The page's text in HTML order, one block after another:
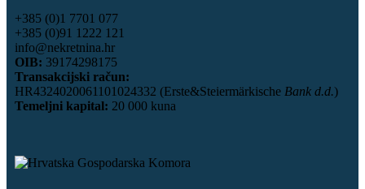
+385 (0)1 7701 077
+385 (0)91 1222 121
info@nekretnina.hr
OIB: 39174298175
Transakcijski račun:
HR4324020061101024332 (Erste&Steiermärkische Bank d.d.)
Temeljni kapital: 20 000 kuna